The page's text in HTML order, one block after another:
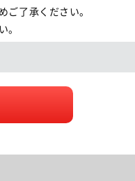
ご了承ください。
。